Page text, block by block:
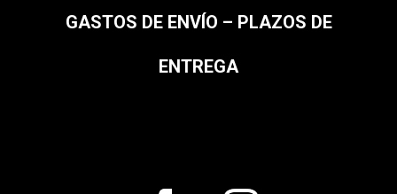
GASTOS DE ENVÍO – PLAZOS DE
ENTREGA